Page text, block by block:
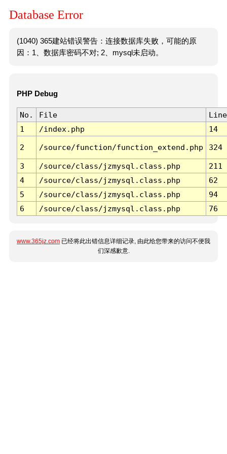
Database Error
(1040) 365建站错误警告：连接数据库失败，可能的原
因：1、数据库密码不对; 2、mysql未启动。
PHP Debug
No. File
Line
1
/index.php 14
2 /source/function/function_extend.php 324
3 /source/class/jzmysql.class.php
211
4
/source/class/jzmysql.class.php
62
5
/source/class/jzmysql.class.php
94
6
/source/class/jzmysql.class.php 76
www.365jz.com 已经将此出错信息详细记录, 由此给您带来的访问不便我
们深感歉意.